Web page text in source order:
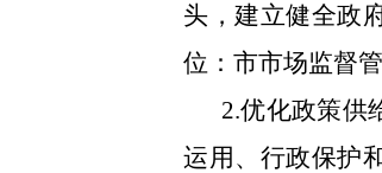
头，建立健全政
位：市市场监督
2.优化政策供
运用、行政保护